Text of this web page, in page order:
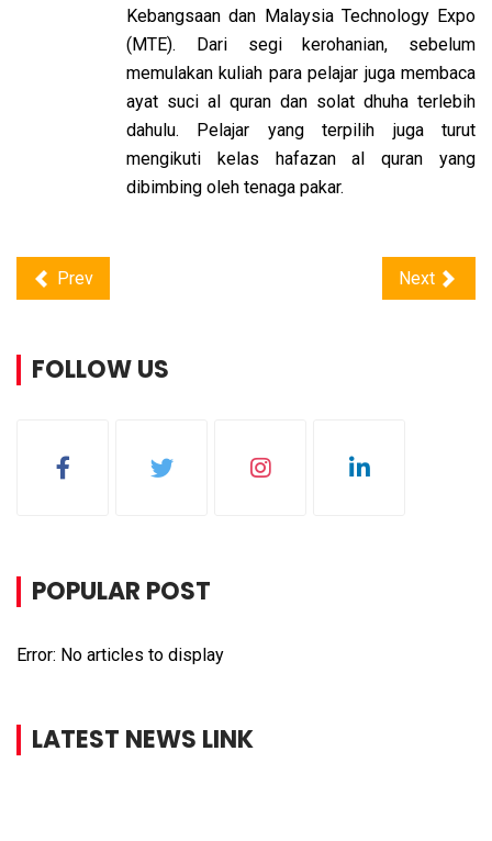
Kebangsaan dan Malaysia Technology Expo
(MTE). Dari segi kerohanian, sebelum
memulakan kuliah para pelajar juga membaca
ayat suci al quran dan solat dhuha terlebih
dahulu. Pelajar yang terpilih juga turut
mengikuti kelas hafazan al quran yang
dibimbing oleh tenaga pakar.
Prev Next
FOLLOW US
POPULAR POST
Error: No articles to display
LATEST NEWS LINK